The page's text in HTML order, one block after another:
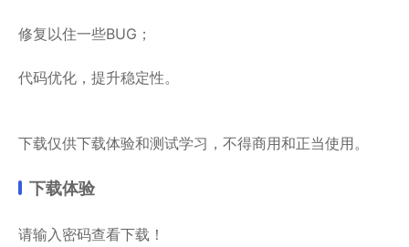
修复以住一些BUG；
代码优化，提升稳定性。
下载仅供下载体验和测试学习，不得商用和正当使用。
下载体验
请输入密码查看下载！